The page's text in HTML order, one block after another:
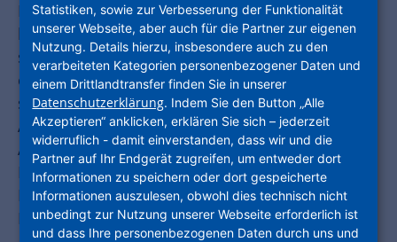
Migration (BUMB), sowie Doug Saunders. Der
britisch-kanadische Journalist und Autor hat für
seine Publikationen zahlreiche Auszeichnungen
erhalten. Bekannt wurde er vor allem durch
seine Bücher „Mythos Überfremdung: Eine
Abrechnung“ und „Die neue Völkerwanderung:
Arrival City“. Organisiert hat den Kongress der
Fachbereich Integrierte Stadtentwicklung der
ProjektStadt, Moderatorin war Faiza Azarzar,
Projektleiterin von „Arrival City Hanau“.
Statistiken, sowie zur Verbesserung der Funktionalität
unserer Webseite, aber auch für die Partner zur eigenen
Nutzung. Details hierzu, insbesondere auch zu den
verarbeiteten Kategorien personenbezogener Daten und
einem Drittlandtransfer finden Sie in unserer
Datenschutzerklärung. Indem Sie den Button „Alle
Akzeptieren“ anklicken, erklären Sie sich – jederzeit
widerruflich - damit einverstanden, dass wir und die
Partner auf Ihr Endgerät zugreifen, um entweder dort
Informationen zu speichern oder dort gespeicherte
Informationen auszulesen, obwohl dies technisch nicht
unbedingt zur Nutzung unserer Webseite erforderlich ist
und dass Ihre personenbezogenen Daten durch uns und